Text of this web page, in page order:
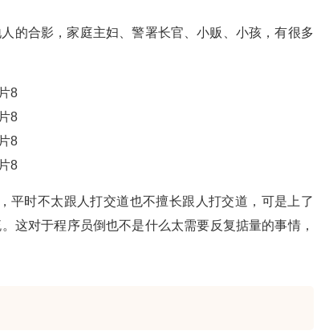
的合影，家庭主妇、警署长官、小贩、小孩，有很多
平时不太跟人打交道也不擅长跟人打交道，可是上了
这对于程序员倒也不是什么太需要反复掂量的事情，